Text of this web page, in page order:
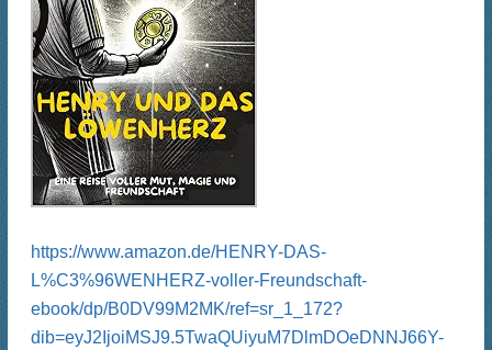
https://www.amazon.de/HENRY-DAS-
L%C3%96WENHERZ-voller-Freundschaft-
ebook/dp/B0DV99M2MK/ref=sr_1_172?
dib=eyJ2IjoiMSJ9.5TwaQUiyuM7DlmDOeDNNJ66Y-